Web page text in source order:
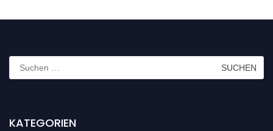
Suchen
nach:
KATEGORIEN